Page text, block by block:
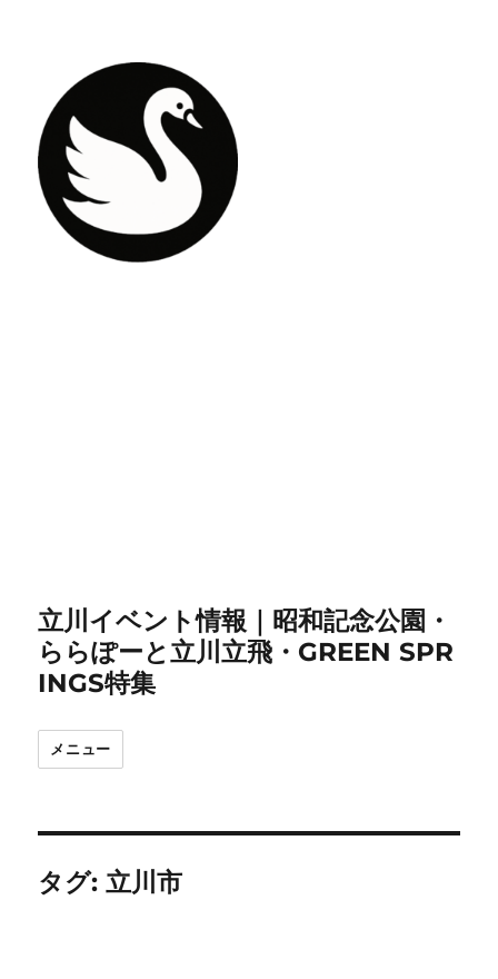
立川イベント情報｜昭和記念公園・
ららぽーと立川立飛・GREEN SPR
INGS特集
メニュー
タグ:立川市